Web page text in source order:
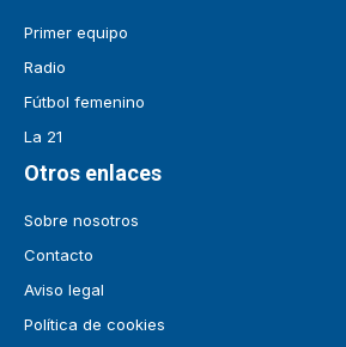
Primer equipo
Radio
Fútbol femenino
La 21
Otros enlaces
Sobre nosotros
Contacto
Aviso legal
Política de cookies